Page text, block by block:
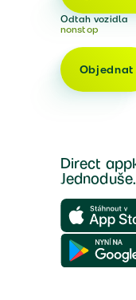
Odtah vozidla
nonstop
Objednat
Direct